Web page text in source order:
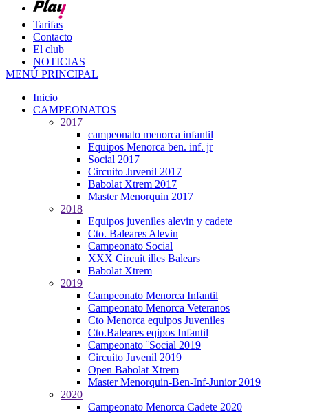
Tarifas
Contacto
El club
NOTICIAS
MENÚ PRINCIPAL
Inicio
CAMPEONATOS
2017
campeonato menorca infantil
Equipos Menorca ben. inf. jr
Social 2017
Circuito Juvenil 2017
Babolat Xtrem 2017
Master Menorquin 2017
2018
Equipos juveniles alevin y cadete
Cto. Baleares Alevin
Campeonato Social
XXX Circuit illes Balears
Babolat Xtrem
2019
Campeonato Menorca Infantil
Campeonato Menorca Veteranos
Cto Menorca equipos Juveniles
Cto.Baleares eqipos Infantil
Campeonato ¨Social 2019
Circuito Juvenil 2019
Open Babolat Xtrem
Master Menorquin-Ben-Inf-Junior 2019
2020
Campeonato Menorca Cadete 2020